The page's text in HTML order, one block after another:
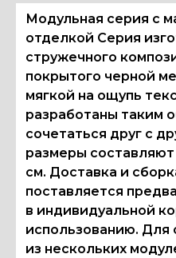
Модульная серия с
отделкой Серия
стружечного
покрытого черной
мягкой на ощупь
разработаны таким
сочетаться друг с
размеры
см. Доставка и
поставляется
в индивидуальной
использованию. Для
из нескольких